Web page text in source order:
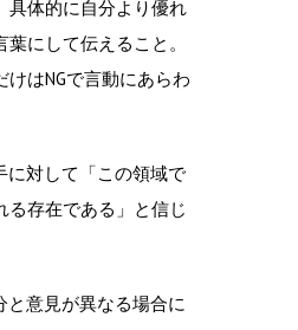
具体的に自分より優れ
にして伝えること。
はNGで言動にあらわ
に対して「この領域で
る存在である」と信じ
と意見が異なる場合に